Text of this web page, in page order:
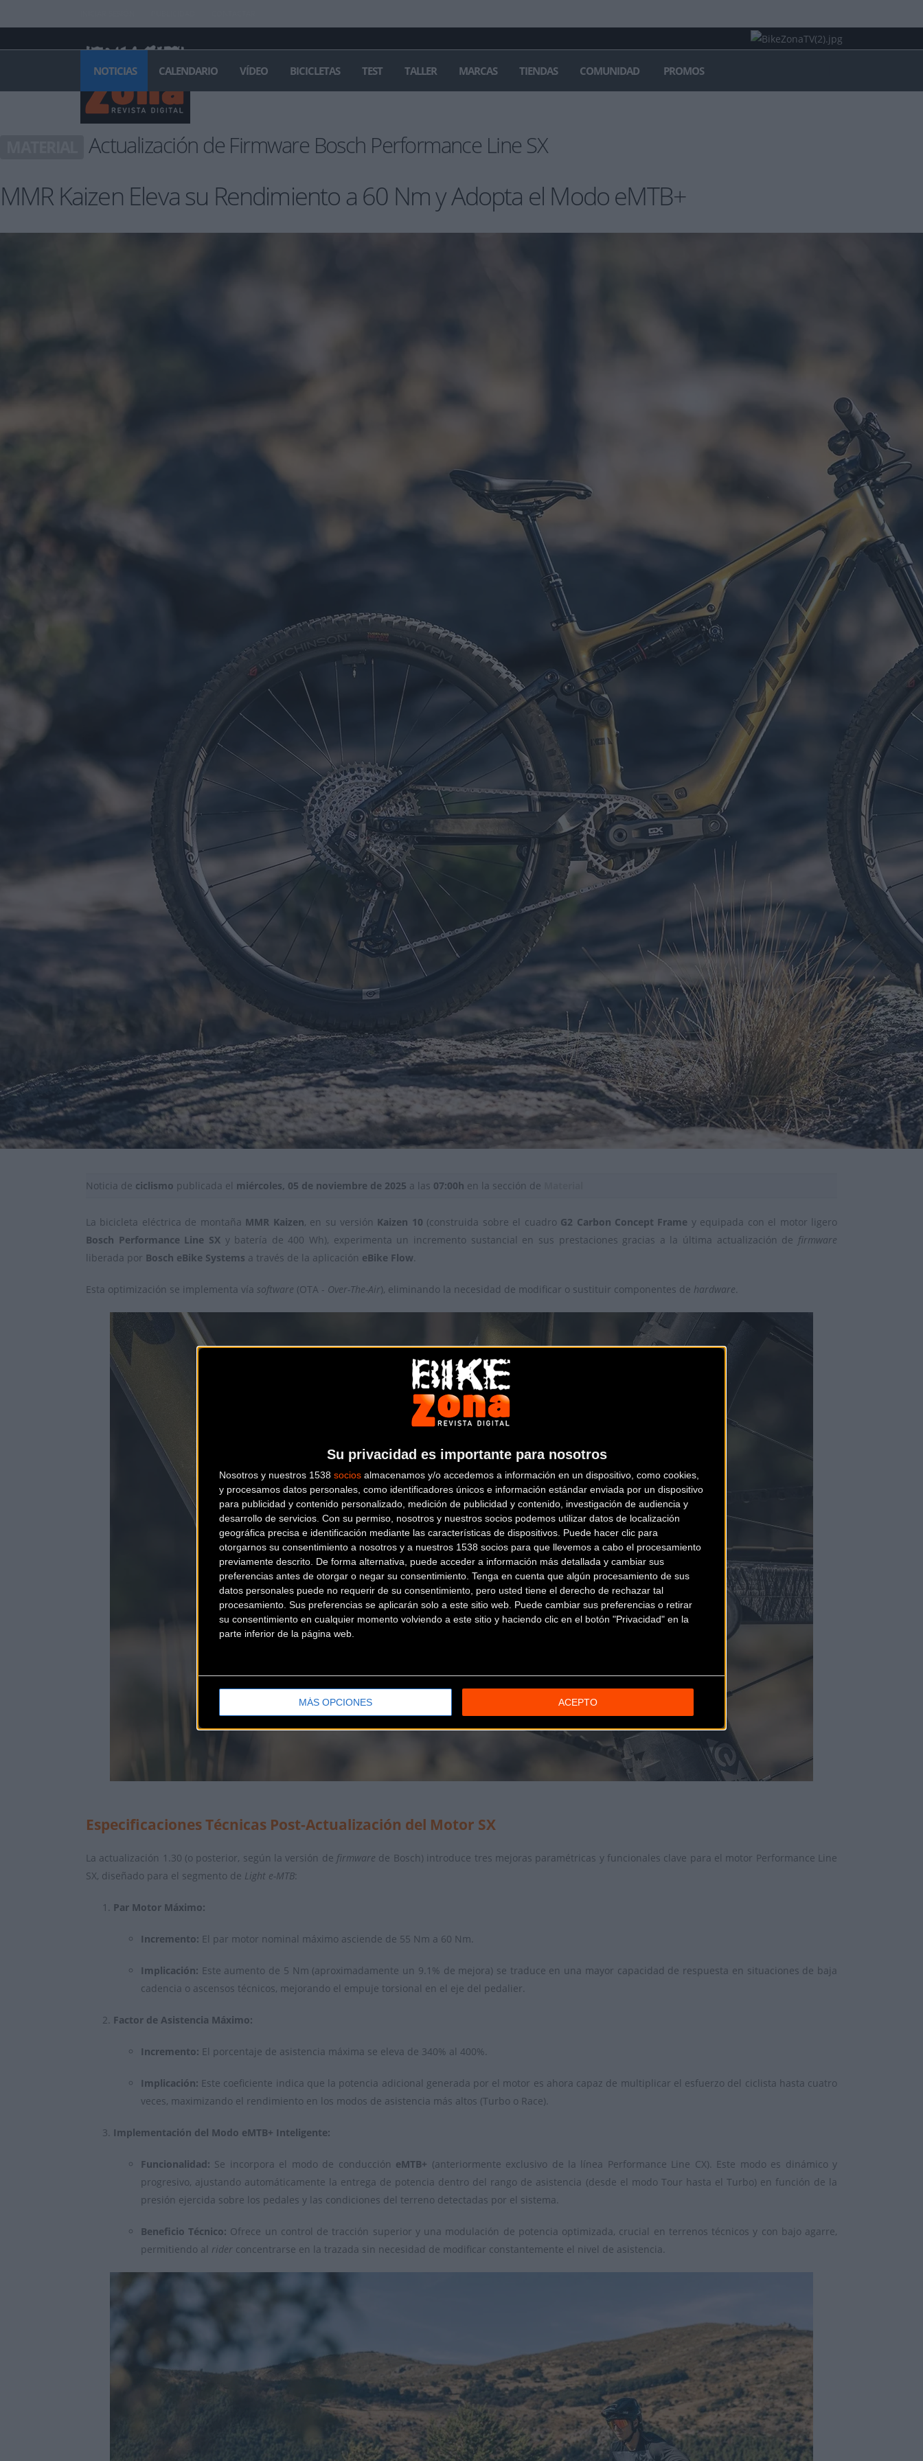
Su privacidad es importante para nosotros
Nosotros y nuestros 1538 socios almacenamos y/o accedemos a información en un dispositivo, como cookies,
y procesamos datos personales, como identificadores únicos e información estándar enviada por un dispositivo
para publicidad y contenido personalizado, medición de publicidad y contenido, investigación de audiencia y
desarrollo de servicios. Con su permiso, nosotros y nuestros socios podemos utilizar datos de localización
geográfica precisa e identificación mediante las características de dispositivos. Puede hacer clic para
otorgarnos su consentimiento a nosotros y a nuestros 1538 socios para que llevemos a cabo el procesamiento
previamente descrito. De forma alternativa, puede acceder a información más detallada y cambiar sus
preferencias antes de otorgar o negar su consentimiento. Tenga en cuenta que algún procesamiento de sus
datos personales puede no requerir de su consentimiento, pero usted tiene el derecho de rechazar tal
procesamiento. Sus preferencias se aplicarán solo a este sitio web. Puede cambiar sus preferencias o retirar
su consentimiento en cualquier momento volviendo a este sitio y haciendo clic en el botón "Privacidad" en la
parte inferior de la página web.
MÁS OPCIONES ACEPTO
NOTICIAS CALENDARIO VÍDEO BICICLETAS TEST TALLER MARCAS TIENDAS COMUNIDAD PROMOS
Actualización de Firmware Bosch Performance Line SX
MMR Kaizen Eleva su Rendimiento a 60 Nm y Adopta el Modo eMTB+
Noticia de ciclismo publicada el miércoles, 05 de noviembre de 2025 a las 07:00h en la sección de
La bicicleta eléctrica de montaña MMR Kaizen, en su versión Kaizen 10 (construida sobre el cuadro G2 Carbon Concept Frame y equipada con el motor ligero
Bosch Performance Line SXy batería de 400 Wh), experimenta un incremento sustancial en sus prestaciones gracias a la última actualización de firmware
liberada por Bosch eBike Systems a través de la aplicación eBike Flow
Esta optimización se implementa vía software (OTA - Over-The-Air), eliminando la necesidad de modificar o sustituir componentes de hardware
Especificaciones Técnicas Post-Actualización del Motor SX
La actualización 1.30 (o posterior, según la versión de firmware de Bosch) introduce tres mejoras paramétricas y funcionales clave para el motor Performance Line
SX, diseñado para el segmento de Light e-MTB:
Par Motor Máximo:
Incremento: El par motor nominal máximo asciende de 55 Nm a 60 Nm.
Implicación: Este aumento de 5 Nm (aproximadamente un 9.1% de mejora) se traduce en una mayor capacidad de respuesta en situaciones de baja
cadencia o ascensos técnicos, mejorando el empuje torsional en el eje del pedalier.
Factor de Asistencia Máximo:
Incremento: El porcentaje de asistencia máxima se eleva de 340% al 400%.
Implicación: Este coeficiente indica que la potencia adicional generada por el motor es ahora capaz de multiplicar el esfuerzo del ciclista hasta cuatro
veces, maximizando el rendimiento en los modos de asistencia más altos (Turbo o Race).
Implementación del Modo eMTB+ Inteligente:
Funcionalidad: Se incorpora el modo de conducción eMTB+ (anteriormente exclusivo de la línea Performance Line CX). Este modo es dinámico y
progresivo, ajustando automáticamente la entrega de potencia dentro del rango de asistencia (desde el modo Tour hasta el Turbo) en función de la
presión ejercida sobre los pedales y las condiciones del terreno detectadas por el sistema.
Beneficio Técnico: Ofrece un control de tracción superior y una modulación de potencia optimizada, crucial en terrenos técnicos y con bajo agarre,
permitiendo al rider concentrarse en la trazada sin necesidad de modificar constantemente el nivel de asistencia.